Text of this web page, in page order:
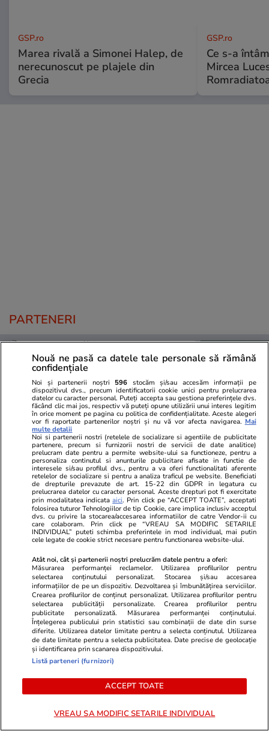
GSP.ro
Marea rivală a Simonei Halep, de
nerecunoscut pe plajele din
Grecia
GSP.ro
Ce s-a
Mircea
PARTENERI
Mediafax.ro
ULTIMA ORĂ! Traseul bizar al
dronei doborâte de F-16. Pe unde
a trecut aceasta
StirileKanalD.ro
Femeie
făcea plajă:
PROMO
Nouă ne pasă ca datele tale personale să rămână
confidențiale
Noi și partenerii noștri 596 stocăm și/sau accesăm informații pe
dispozitivul dvs., precum identificatorii cookie unici pentru prelucrarea
datelor cu caracter personal. Puteți accepta sau gestiona preferințele dvs.
făcând clic mai jos, respectiv vă puteți opune utilizării unui interes legitim
în orice moment pe pagina cu politica de confidențialitate. Aceste alegeri
vor fi raportate partenerilor noștri și nu vă vor afecta navigarea. Mai
multe detalii
Noi si partenerii nostri (retelele de socializare si agentiile de publicitate
partenere, precum si furnizorii nostri de servicii de date analitice)
prelucram date pentru a permite website-ului sa functioneze, pentru a
personaliza continutul si anunturile publicitare afisate in functie de
interesele si/sau profilul dvs., pentru a va oferi functionalitati aferente
retelelor de socializare si pentru a analiza traficul pe website. Beneficiati
de drepturile prevazute de art. 15-22 din GDPR in legatura cu
prelucrarea datelor cu caracter personal. Aceste drepturi pot fi exercitate
prin modalitatea indicataaici. Prin click pe “ACCEPT TOATE”, acceptati
folosirea tuturor Tehnologiilor de tip Cookie, care implica inclusiv acceptul
dvs. cu privire la stocarea/accesarea informatiilor de catre Vendor-ii cu
care colaboram. Prin click pe “VREAU SA MODIFIC SETARILE
INDIVIDUAL” puteti schimba preferintele in mod individual, mai putin
cele legate de cookie strict necesare pentru functionarea website-ului.
Atât noi, cât și partenerii noștri prelucrăm datele pentru a oferi:
Măsurarea performanței reclamelor. Utilizarea profilurilor pentru
selectarea conținutului personalizat. Stocarea și/sau accesarea
informațiilor de pe un dispozitiv. Dezvoltarea și îmbunătățirea serviciilor.
Crearea profilurilor de conținut personalizat. Utilizarea profilurilor pentru
selectarea publicității personalizate. Crearea profilurilor pentru
publicitate personalizată. Măsurarea performanței conținutului.
Înțelegerea publicului prin statistici sau combinații de date din surse
diferite. Utilizarea datelor limitate pentru a selecta conținutul. Utilizarea
de date limitate pentru a selecta publicitatea. Date precise de geolocație
și identificarea prin scanarea dispozitivului.
Listă parteneri (furnizori)
ACCEPT TOATE
VREAU SA MODIFIC SETARILE INDIVIDUAL